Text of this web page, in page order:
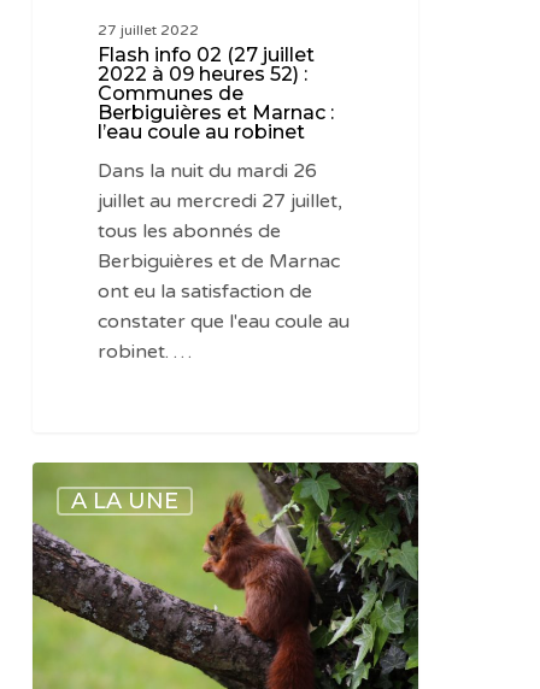
Communes
Berbiguières
27 juillet 2022
Flash info 02 (27 juillet
2022 à 09 heures 52) :
Communes de
Berbiguières et Marnac :
l’eau coule au robinet
Dans la nuit du mardi 26
juillet au mercredi 27 juillet,
tous les abonnés de
Berbiguières et de Marnac
ont eu la satisfaction de
constater que l'eau coule au
robinet. …
les
photos
magiques
A LA UNE